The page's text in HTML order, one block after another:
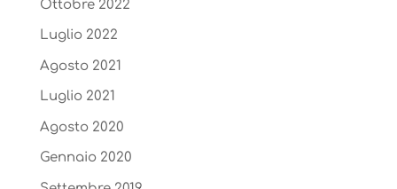
Ottobre 2022
Luglio 2022
Agosto 2021
Luglio 2021
Agosto 2020
Gennaio 2020